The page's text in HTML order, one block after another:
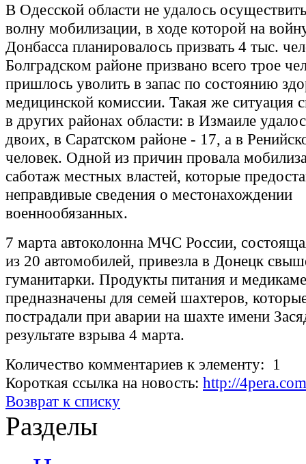
В Одесской области не удалось
волну мобилизации, в ходе которой на
Донбасса планировалось призвать 4 тыс.
Болградском районе призвано всего трое
пришлось уволить в запас по состоянию
медицинской комиссии. Такая же ситуация
в других районах области: в Измаиле
двоих, в Саратском районе - 17, а в
человек. Одной из причин провала
саботаж местных властей, которые
неправдивые сведения о местонахождении
военнообязанных.
7 марта автоколонна МЧС России,
из 20 автомобилей, привезла в Донецк
гуманитарки. Продукты питания и
предназначены для семей шахтеров,
пострадали при аварии на шахте имени
результате взрыва 4 марта.
Количество комментариев к элементу: 1
Короткая ссылка на новость: http://
Возврат к списку
Разделы